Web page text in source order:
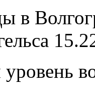
в
уровень